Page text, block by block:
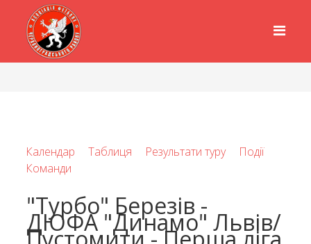
Календар Таблиця Результати туру
Події
Команди
"Турбо" Березів -
ДЮФА "Динамо" Львів/